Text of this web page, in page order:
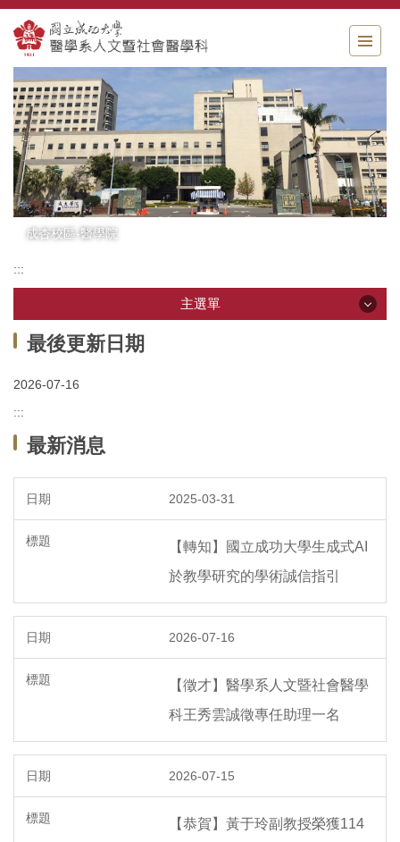
跳
到
主
要
內
容
區
塊
成杏校區-醫學院
:::
主選單
主選單
課程資訊
組織成員
相關規章
最後更新日期
2026-07-16
:::
最新消息
2025-03-31
【轉知】國立成功大學生成式AI
於教學研究的學術誠信指引
2026-07-16
【徵才】醫學系人文暨社會醫學
科王秀雲誠徵專任助理一名
2026-07-15
【恭賀】黃于玲副教授榮獲114